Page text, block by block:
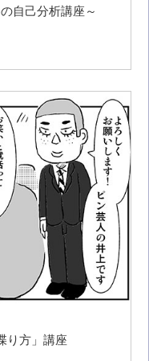
自己分析講座～
り方」講座